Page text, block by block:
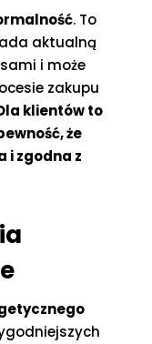
. To
aktualną
i może
zakupu
klientów to
że
zgodna z